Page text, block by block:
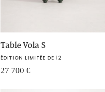
Table Vola S
ÉDITION LIMITÉE DE 12
27 700 €